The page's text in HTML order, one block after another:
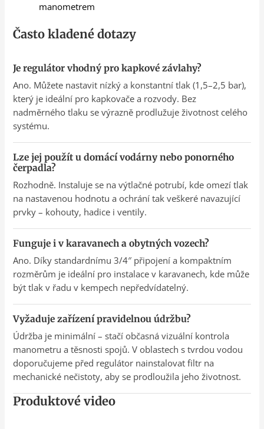
manometrem
Často kladené dotazy
Je regulátor vhodný pro kapkové závlahy?
Ano. Můžete nastavit nízký a konstantní tlak (1,5–2,5 bar),
který je ideální pro kapkovače a rozvody. Bez
nadměrného tlaku se výrazně prodlužuje životnost celého
systému.
Lze jej použít u domácí vodárny nebo ponorného
čerpadla?
Rozhodně. Instaluje se na výtlačné potrubí, kde omezí tlak
na nastavenou hodnotu a ochrání tak veškeré navazující
prvky – kohouty, hadice i ventily.
Funguje i v karavanech a obytných vozech?
Ano. Díky standardnímu 3/4″ připojení a kompaktním
rozměrům je ideální pro instalace v karavanech, kde může
být tlak v řadu v kempech nepředvídatelný.
Vyžaduje zařízení pravidelnou údržbu?
Údržba je minimální – stačí občasná vizuální kontrola
manometru a těsnosti spojů. V oblastech s tvrdou vodou
doporučujeme před regulátor nainstalovat filtr na
mechanické nečistoty, aby se prodloužila jeho životnost.
Produktové video